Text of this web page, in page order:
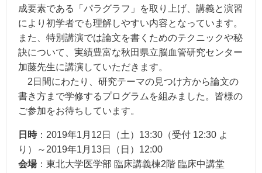
成要素である「パラグラフ」を取り上げ、講義と演習
により初学者でも理解しやすい内容となっています。
また、特別講演では論文を書くためのテクニックや秘
訣について、実績豊富な秋田県立脳血管研究センター
加藤先生に講演していただきます。
2日間にわたり、研究テーマの見つけ方から論文の
書き方まで学修するプログラムを組みました。皆様の
ご参加をお待ちしています。
日時：2019年1月12日（土）13:30（受付 12:30 よ
り）～2019年1月13日（日）12:00
会場：東北大学医学部 臨床講義棟2階 臨床中講堂